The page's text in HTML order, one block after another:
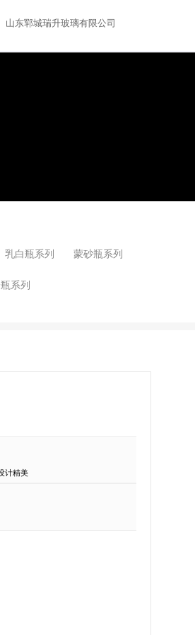
山东郓城瑞升玻璃有限公司
乳白瓶系列 蒙砂瓶系列
系列
计精美